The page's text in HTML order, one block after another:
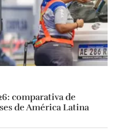
comparativa de
de América Latina